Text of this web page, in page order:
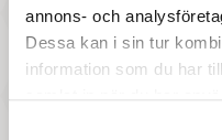
annons- och
Dessa kan i sin tur
information som du har
327 :-